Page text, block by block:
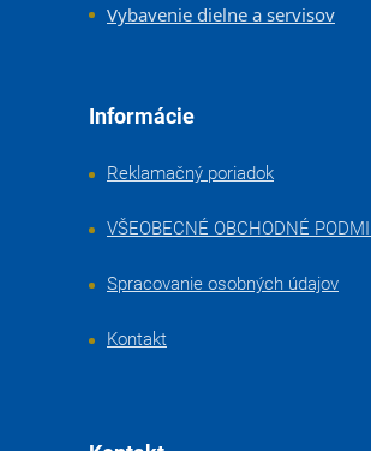
Vybavenie dielne a servisov
Informácie
Reklamačný poriadok
VŠEOBECNÉ OBCHODNÉ
Spracovanie osobných údajov
Kontakt